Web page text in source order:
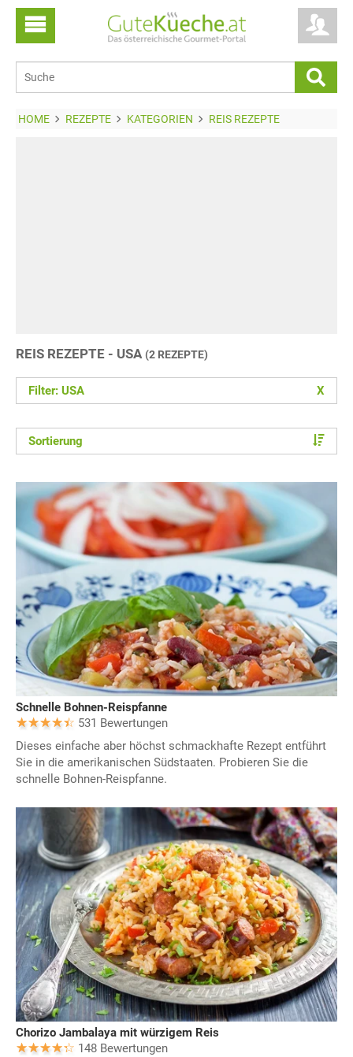
HOME REZEPTE KATEGORIEN REIS REZEPTE
REIS REZEPTE - USA (2 REZEPTE)
Filter: USA X
Sortierung
Schnelle Bohnen-Reispfanne
531 Bewertungen
Dieses einfache aber höchst schmackhafte Rezept entführt
Sie in die amerikanischen Südstaaten. Probieren Sie die
schnelle Bohnen-Reispfanne.
Chorizo Jambalaya mit würzigem Reis
148 Bewertungen